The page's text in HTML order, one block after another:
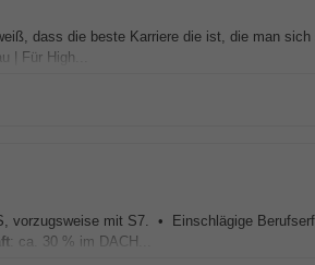
dass die beste Karriere die ist, die man
| Für High...
vorzugsweise mit S7. • Einschlägige
: ca. 30 % im DACH...